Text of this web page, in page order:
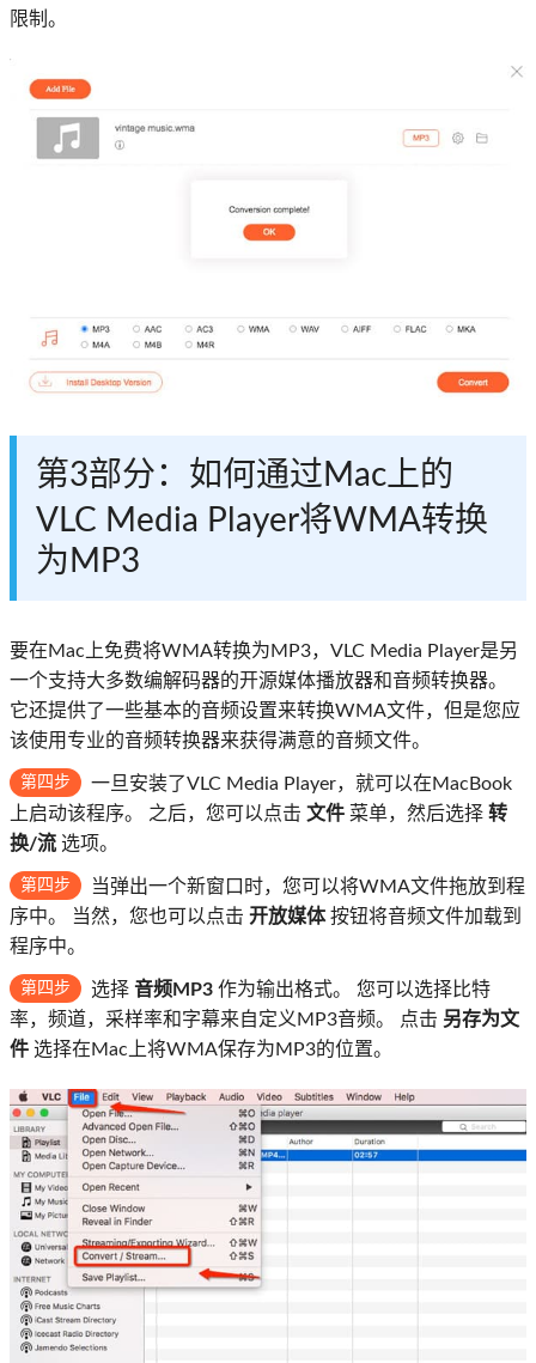
限制。
第3部分：如何通过Mac上的
VLC Media Player将WMA转换
为MP3
要在Mac上免费将WMA转换为MP3，VLC Media Player是另
一个支持大多数编解码器的开源媒体播放器和音频转换器。
它还提供了一些基本的音频设置来转换WMA文件，但是您应
该使用专业的音频转换器来获得满意的音频文件。
第四步
一旦安装了VLC Media Player，就可以在MacBook
上启动该程序。 之后，您可以点击 文件 菜单，然后选择 转
换/流 选项。
第四步
当弹出一个新窗口时，您可以将WMA文件拖放到程
序中。 当然，您也可以点击 开放媒体按钮将音频文件加载到
程序中。
第四步 选择 音频MP3 作为输出格式。 您可以选择比特
率，频道，采样率和字幕来自定义MP3音频。 点击 另存为文
件 选择在Mac上将WMA保存为MP3的位置。